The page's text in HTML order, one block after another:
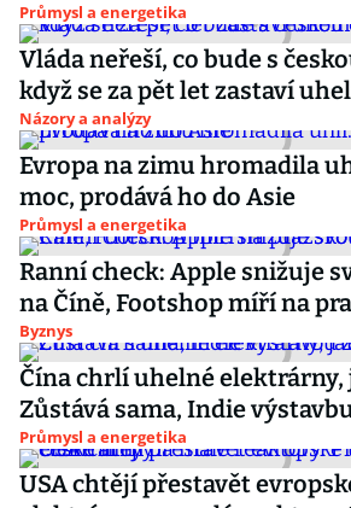
Průmysl a energetika
Vláda neřeší, co bude s
když se za pět let zastaví
Názory a analýzy
Evropa na zimu hromadila
moc, prodává ho do Asie
Průmysl a energetika
Ranní check: Apple snižuje
na Číně, Footshop míří na
Byznys
Čína chrlí uhelné elektrárny,
Zůstává sama, Indie
Průmysl a energetika
USA chtějí přestavět